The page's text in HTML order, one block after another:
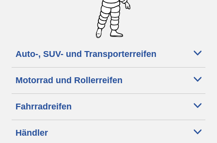
Auto-, SUV- und Transporterreifen
Motorrad und Rollerreifen
Fahrradreifen
Händler